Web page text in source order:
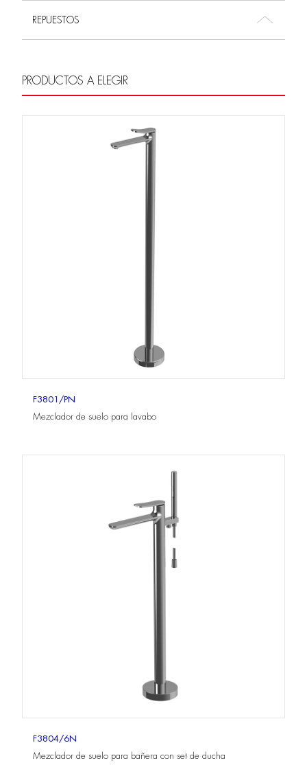
REPUESTOS
PRODUCTOS A ELEGIR
F3801/PN
Mezclador de suelo para lavabo
F3804/6N
Mezclador de suelo para bañera con set de ducha